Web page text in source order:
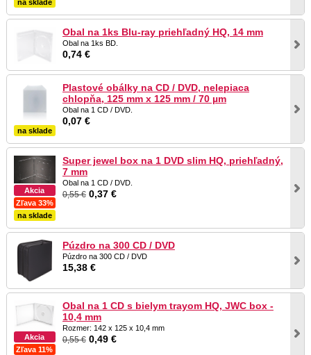
na sklade
Obal na 1ks Blu-ray priehľadný HQ, 14 mm
Obal na 1ks BD.
0,74 €
na sklade
Plastové obálky na CD / DVD, nelepiaca
chlopňa, 125 mm x 125 mm / 70 µm
Obal na 1 CD / DVD.
0,07 €
Akcia
Zľava 33%
na sklade
Super jewel box na 1 DVD slim HQ, priehľadný,
7 mm
Obal na 1 CD / DVD.
0,55 €0,37 €
Púzdro na 300 CD / DVD
Púzdro na 300 CD / DVD
15,38 €
Akcia
Zľava 11%
Obal na 1 CD s bielym trayom HQ, JWC box -
10,4 mm
Rozmer: 142 x 125 x 10,4 mm
0,55 €0,49 €